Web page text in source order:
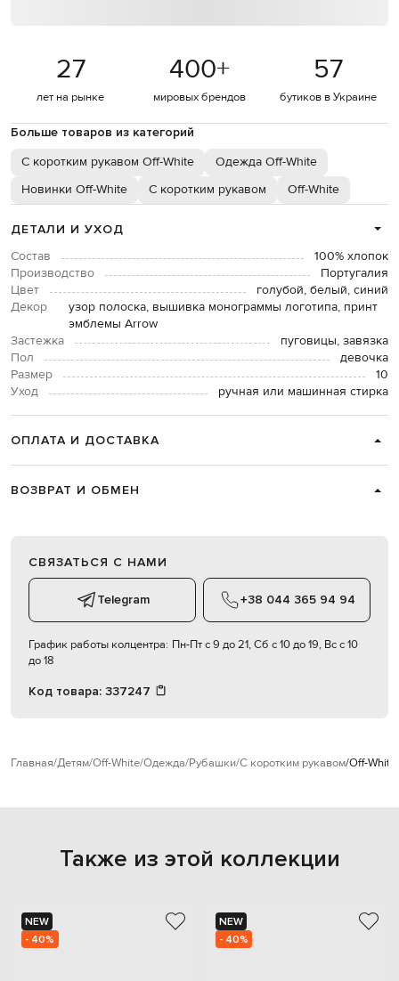
27
лет на рынке
400+
мировых брендов
57
бутиков в Украине
Больше товаров из категорий
С коротким рукавом Off-White
Одежда Off-White
Новинки Off-White
С коротким рукавом Off-White
ДЕТАЛИ И УХОД
Состав
100% хлопок
Производство
Португалия
Цвет
голубой, белый, синий
Декор
узор полоска, вышивка монограммы логотипа, принт
эмблемы Arrow
Застежка
пуговицы, завязка
Пол
девочка
Размер
10
Уход
ручная или машинная стирка
ОПЛАТА И ДОСТАВКА
ВОЗВРАТ И ОБМЕН
СВЯЗАТЬСЯ С НАМИ
Telegram +38 044 365 94 94
График работы колцентра: Пн-Пт с 9 до 21, Сб с 10 до 19, Вс с 10
до 18
Код товара: 337247
Главная Детям Off-White Одежда Рубашки С коротким рукавом Off-White
Также из этой коллекции
NEW
- 40%
NEW
- 40%